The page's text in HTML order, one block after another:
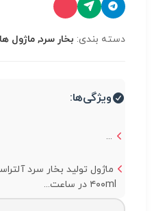
دسته بندی: بخار سرد, ماژول ها
ویژگی‌ها:
...
ماژول تولید بخار سرد
۴۰۰ml در ساعت...